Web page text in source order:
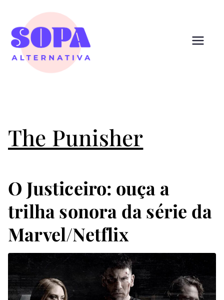
conteúdo
The Punisher
O Justiceiro: ouça a
trilha sonora da série da
Marvel/Netflix